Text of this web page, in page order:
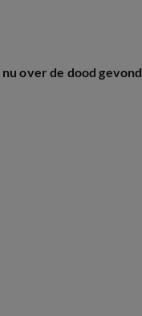
over de dood